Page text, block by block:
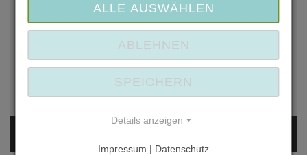
asv-osthofen(at)t-online.de
Anbieter kontaktieren
Zum Anbieter
In Kooperation mit:Kreisverwaltung Alzey-
ALLE AUSWÄHLEN
ABLEHNEN
SPEICHERN
Details anzeigen
Impressum | Datenschutz